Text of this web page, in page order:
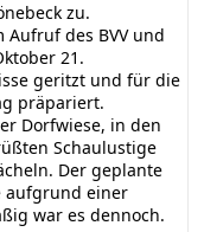
zu.
des BVV und
21.
geritzt und für die
präpariert.
Dorfwiese, in den
Schaulustige
Der geplante
aufgrund einer
war es dennoch.